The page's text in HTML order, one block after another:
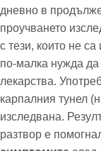
дневно в
проучването
с тези, които не
по-малка нужда да
лекарства.
карпалния тунел
изследвана.
разтвор е